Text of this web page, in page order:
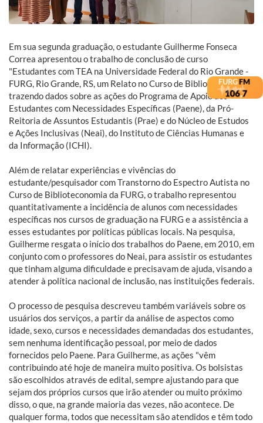
Em sua segunda graduação, o estudante Guilherme Fonseca
Correa apresentou o trabalho de conclusão de curso
"Estudantes com TEA na Universidade Federal do Rio Grande -
FURG, Rio Grande, RS, um Relato no Curso de Biblioteconomia",
trazendo dados sobre as ações do Programa de Apoio aos
Estudantes com Necessidades Específicas (Paene), da Pró-
Reitoria de Assuntos Estudantis (Prae) e do Núcleo de Estudos
e Ações Inclusivas (Neai), do Instituto de Ciências Humanas e
da Informação (ICHI).
Além de relatar experiências e vivências do
estudante/pesquisador com Transtorno do Espectro Autista no
Curso de Biblioteconomia da FURG, o trabalho representou
quantitativamente a incidência de alunos com necessidades
específicas nos cursos de graduação na FURG e a assistência a
esses estudantes por políticas públicas locais. Na pesquisa,
Guilherme resgata o início dos trabalhos do Paene, em 2010, em
conjunto com o professores do Neai, para assistir os estudantes
que tinham alguma dificuldade e precisavam de ajuda, visando a
atender à política nacional de inclusão, nas instituições federais.
O processo de pesquisa descreveu também variáveis sobre os
usuários dos serviços, a partir da análise de aspectos como
idade, sexo, cursos e necessidades demandadas dos estudantes,
sem nenhuma identificação pessoal, por meio de dados
fornecidos pelo Paene. Para Guilherme, as ações "vêm
contribuindo até hoje de maneira muito positiva. Os bolsistas
são escolhidos através de edital, sempre ajustando para que
sejam dos próprios cursos que irão atender ou muito próximo
disso, o que, na grande maioria das vezes, não acontece. De
qualquer forma, todos que necessitam são atendidos e têm todo